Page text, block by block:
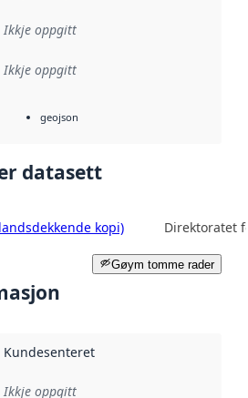
Ikkje oppgitt
Ikkje oppgitt
geojson
datasett
kopi) Direktoratet
Gøym tomme rader
Kundesenteret
Ikkje oppgitt